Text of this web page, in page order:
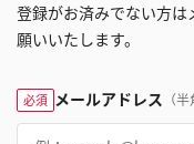
登録がお済みでない方
願いいたします。
必須 メールアドレス （